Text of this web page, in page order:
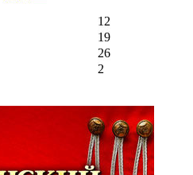
12
19
26
2